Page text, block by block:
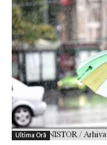
Ultima Oră